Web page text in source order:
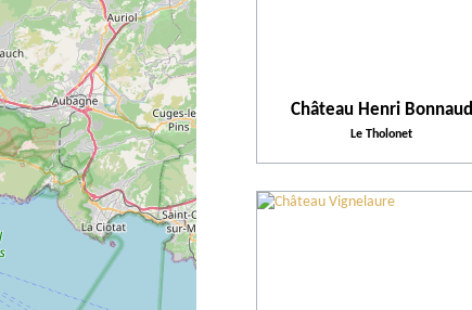
Château Henri Bonnaud
Le Tholonet